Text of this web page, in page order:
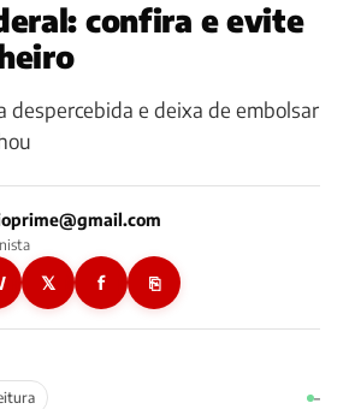
confira e evite
despercebida e deixa de embolsar
𝕏 f ⎘
–